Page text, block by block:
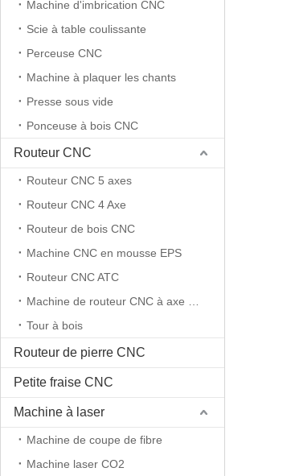
Machine d'imbrication CNC
Scie à table coulissante
Perceuse CNC
Machine à plaquer les chants
Presse sous vide
Ponceuse à bois CNC
Routeur CNC
Routeur CNC 5 axes
Routeur CNC 4 Axe
Routeur de bois CNC
Machine CNC en mousse EPS
Routeur CNC ATC
Tour à bois
Routeur de pierre CNC
Petite fraise CNC
Machine à laser
Machine de coupe de fibre
Machine laser CO2